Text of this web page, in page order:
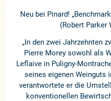
Neu bei Pinard!
(Robert Parker
„In den zwei Jahrzehnten
Pierre Morey sowohl als
Leflaive in Puligny-
seines eigenen Weinguts
verantwortete er die
konventionellen